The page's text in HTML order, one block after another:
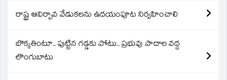
రాష్ట్ర ఆవిర్బావ వేడుకలను ఉదయంపూట నిర్వహించాలి
బొక్కతింటూ.. పుట్టిన గడ్డకు పోటు.. ప్రభువు పాదాల వద్ద
లొంగుబాటు